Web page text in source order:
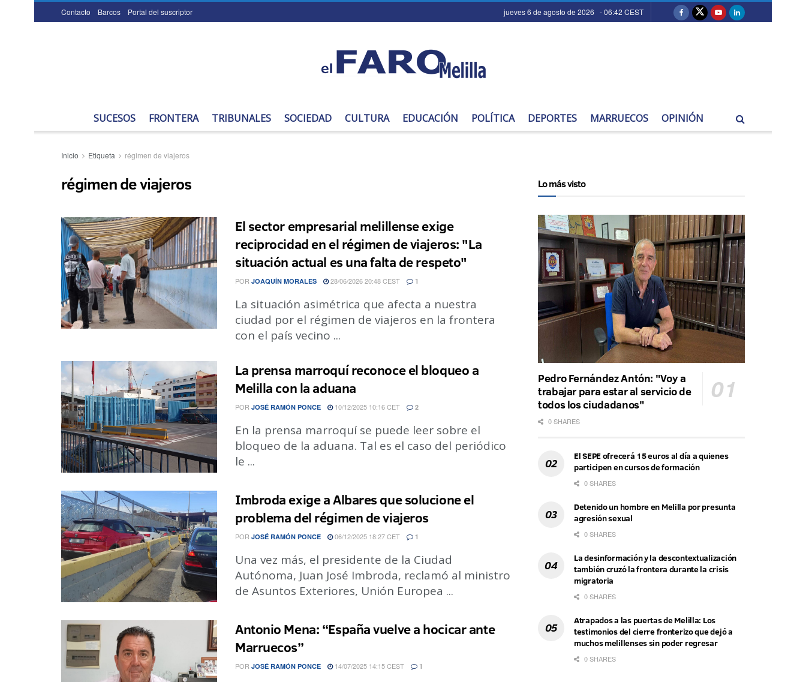
Contacto Barcos Portal del suscriptor jueves 6 de agosto de 2026 - 06:42 CEST
SUCESOS FRONTERA TRIBUNALES SOCIEDAD CULTURA EDUCACIÓN POLÍTICA DEPORTES MARRUECOS OPINIÓN
Inicio Etiqueta régimen de viajeros
régimen de viajeros
El sector empresarial melillense exige
reciprocidad en el régimen de viajeros: "La
situación actual es una falta de respeto"
POR JOAQUÍN MORALES 28/06/2026 20:48 CEST 1
La situación asimétrica que afecta a nuestra
ciudad por el régimen de viajeros en la frontera
con el país vecino ...
La prensa marroquí reconoce el bloqueo a
Melilla con la aduana
POR JOSÉ RAMÓN PONCE 10/12/2025 10:16 CET 2
En la prensa marroquí se puede leer sobre el
bloqueo de la aduana. Tal es el caso del periódico
le ...
Imbroda exige a Albares que solucione el
problema del régimen de viajeros
POR JOSÉ RAMÓN PONCE 06/12/2025 18:27 CET 1
Una vez más, el presidente de la Ciudad
Autónoma, Juan José Imbroda, reclamó al ministro
de Asuntos Exteriores, Unión Europea ...
Antonio Mena: “España vuelve a hocicar ante
Marruecos”
POR JOSÉ RAMÓN PONCE 14/07/2025 14:15 CEST 1
Lo más visto
Pedro Fernández Antón: "Voy a
trabajar para estar al servicio de
todos los ciudadanos"
0 SHARES
El SEPE ofrecerá 15 euros al día a quienes
participen en cursos de formación
0 SHARES
Detenido un hombre en Melilla por presunta
agresión sexual
0 SHARES
La desinformación y la descontextualización
también cruzó la frontera durante la crisis
migratoria
0 SHARES
Atrapados a las puertas de Melilla: Los
testimonios del cierre fronterizo que dejó a
muchos melillenses sin poder regresar
0 SHARES